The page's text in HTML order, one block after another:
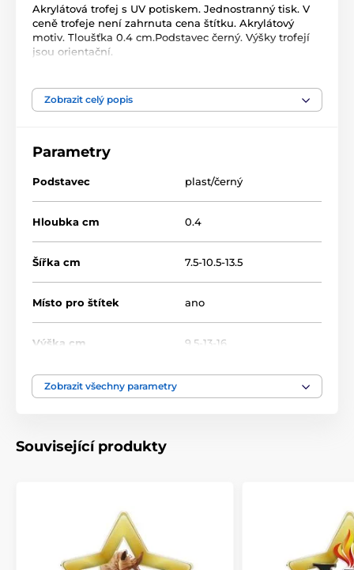
Akrylátová trofej s UV potiskem. Jednostranný tisk. V
ceně trofeje není zahrnuta cena štítku. Akrylátový
motiv. Tloušťka 0.4 cm.Podstavec černý. Výšky trofejí
jsou orientační.
Produkt je zařazen v kategoriích
STAR
Zobrazit celý popis
Parametry
Podstavec plast/černý
Hloubka cm 0.4
Šířka cm 7.5-10.5-13.5
Místo pro štítek ano
Výška cm 9.5-13-16
Motiv
Způsob personalizace
Zobrazit všechny parametry
Související produkty